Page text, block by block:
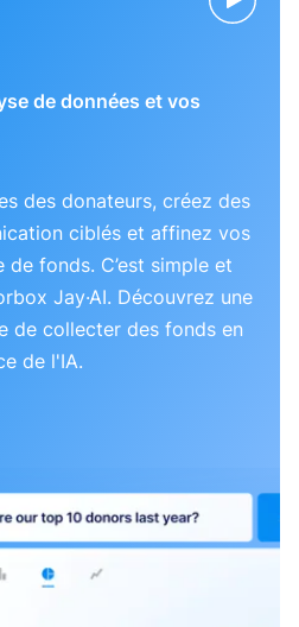
de données et vos
des donateurs, créez des
ciblés et affinez vos
fonds. C’est simple et
Jay·AI. Découvrez une
de collecter des fonds en
de l'IA.